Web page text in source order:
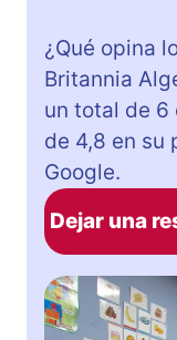
¿Qué opina
Britannia
un total de 6
de 4,8 en su
Google.
Dejar una